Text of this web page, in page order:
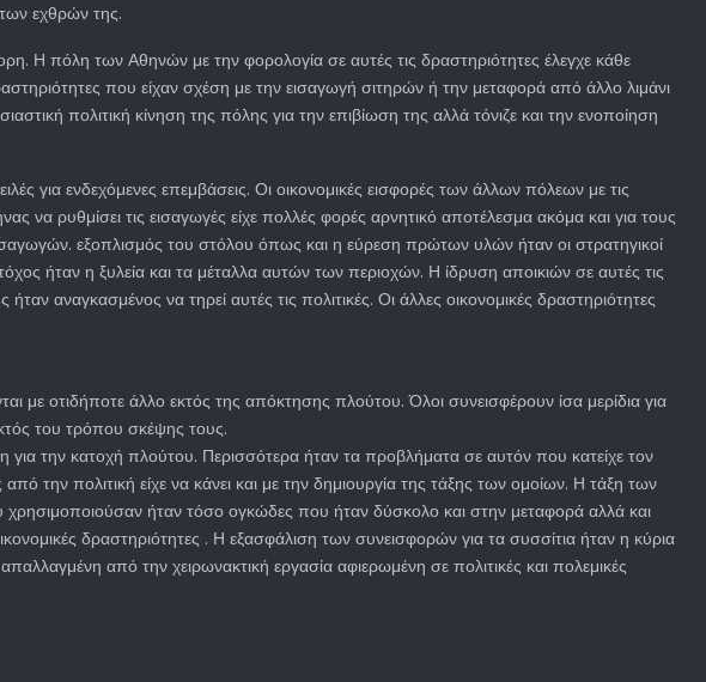
των εχθρών της.
Η πόλη των Αθηνών με την φορολογία σε αυτές τις δραστηριότητες έλεγχε κάθε
που είχαν σχέση με την εισαγωγή σιτηρών ή την μεταφορά από άλλο λιμάνι
πολιτική κίνηση της πόλης για την επιβίωση της αλλά τόνιζε και την ενοποίηση
για ενδεχόμενες επεμβάσεις. Οι οικονομικές εισφορές των άλλων πόλεων με τις
να ρυθμίσει τις εισαγωγές είχε πολλές φορές αρνητικό αποτέλεσμα ακόμα και για τους
εξοπλισμός του στόλου όπως και η εύρεση πρώτων υλών ήταν οι στρατηγικοί
ήταν η ξυλεία και τα μέταλλα αυτών των περιοχών. Η ίδρυση αποικιών σε αυτές τις
αναγκασμένος να τηρεί αυτές τις πολιτικές. Οι άλλες οικονομικές δραστηριότητες
με οτιδήποτε άλλο εκτός της απόκτησης πλούτου. Όλοι συνεισφέρουν ίσα μερίδια για
του τρόπου σκέψης τους.
την κατοχή πλούτου. Περισσότερα ήταν τα προβλήματα σε αυτόν που κατείχε τον
πολιτική είχε να κάνει και με την δημιουργία της τάξης των ομοίων. Η τάξη των
ήταν τόσο ογκώδες που ήταν δύσκολο και στην μεταφορά αλλά και
δραστηριότητες . Η εξασφάλιση των συνεισφορών για τα συσσίτια ήταν η κύρια
από την χειρωνακτική εργασία αφιερωμένη σε πολιτικές και πολεμικές